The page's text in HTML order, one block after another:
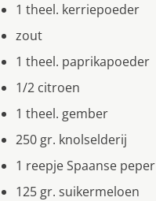
1 theel. kerriepoeder
zout
1 theel. paprikapoeder
1/2 citroen
1 theel. gember
250 gr. knolselderij
1 reepje Spaanse peper
125 gr. suikermeloen